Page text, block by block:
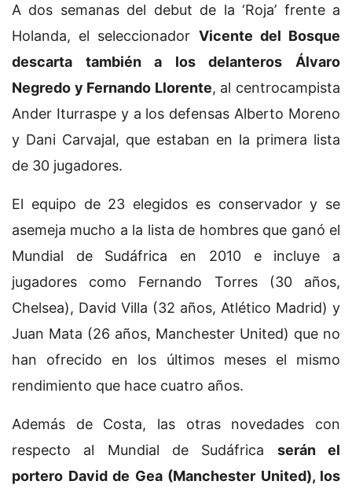
A dos semanas del debut de la ‘Roja’ frente a
Holanda, el seleccionador Vicente del Bosque
descarta también a los delanteros Álvaro
Negredo y Fernando Llorente, al centrocampista
Ander Iturraspe y a los defensas Alberto Moreno
y Dani Carvajal, que estaban en la primera lista
de 30 jugadores.
El equipo de 23 elegidos es conservador y se
asemeja mucho a la lista de hombres que ganó el
Mundial de Sudáfrica en 2010 e incluye a
jugadores como Fernando Torres (30 años,
Chelsea), David Villa (32 años, Atlético Madrid) y
Juan Mata (26 años, Manchester United) que no
han ofrecido en los últimos meses el mismo
rendimiento que hace cuatro años.
Además de Costa, las otras novedades con
respecto al Mundial de Sudáfrica serán el
portero David de Gea (Manchester United), los